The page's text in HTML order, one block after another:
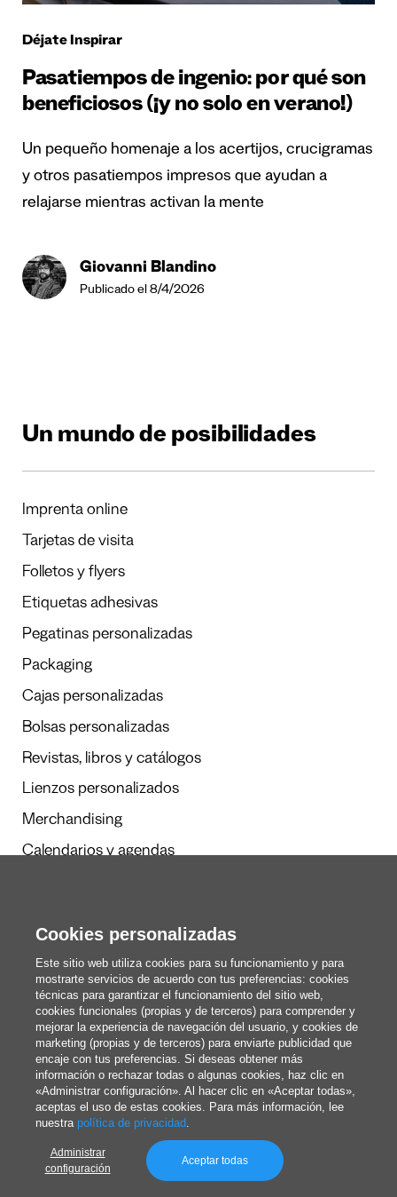
Déjate Inspirar
Pasatiempos de ingenio: por qué son
beneficiosos (¡y no solo en verano!)
Un pequeño homenaje a los acertijos, crucigramas
y otros pasatiempos impresos que ayudan a
relajarse mientras activan la mente
Giovanni Blandino
Publicado el 8/4/2026
Un mundo de posibilidades
Imprenta online
Tarjetas de visita
Folletos y flyers
Etiquetas adhesivas
Pegatinas personalizadas
Packaging
Cajas personalizadas
Bolsas personalizadas
Revistas, libros y catálogos
Lienzos personalizados
Merchandising
Calendarios y agendas
Redacción
Estos somos nosotros
blog@pixartprinting.com
Política de privacidad
Cookies personalizadas
Este sitio web utiliza cookies para su funcionamiento y para
mostrarte servicios de acuerdo con tus preferencias: cookies
técnicas para garantizar el funcionamiento del sitio web,
cookies funcionales (propias y de terceros) para comprender y
mejorar la experiencia de navegación del usuario, y cookies de
marketing (propias y de terceros) para enviarte publicidad que
encaje con tus preferencias. Si deseas obtener más
información o rechazar todas o algunas cookies, haz clic en
«Administrar configuración». Al hacer clic en «Aceptar todas»,
aceptas el uso de estas cookies. Para más información, lee
nuestra política de privacidad.
Administrar
configuración
Aceptar todas